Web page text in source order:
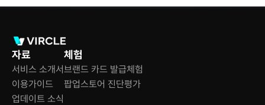
자료
서비스 소개서
이용가이드
업데이트 소식
체험
브랜드 카드 발급체험
팝업스토어 진단평가